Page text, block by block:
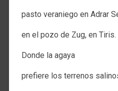
pasto veraniego en Adrar
en el pozo de Zug, en Tiris.
Donde la agaya
prefiere los terrenos